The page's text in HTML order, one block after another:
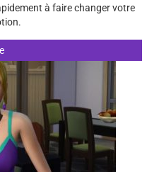
à faire changer votre